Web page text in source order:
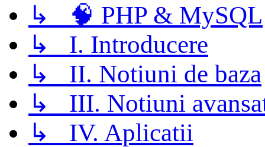
↳ 🧠 PHP & MySQL
↳ I. Introducere
↳ II. Notiuni de baza
↳ III. Notiuni
↳ IV. Aplicatii